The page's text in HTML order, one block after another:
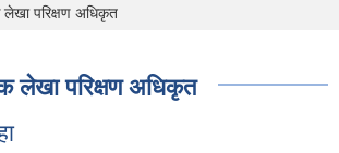
लेखा परिक्षण अधिकृत
लेखा परिक्षण अधिकृत